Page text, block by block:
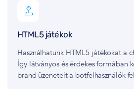
HTML5 játékok
Használhatunk HTML5 játékokat a
Így látványos és érdekes formában
brand üzeneteit a botfelhasználók